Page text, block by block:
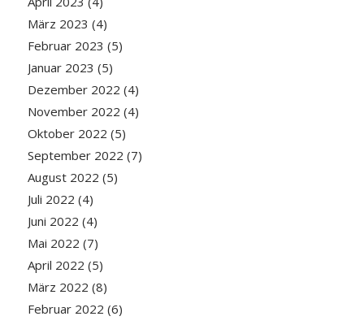
März 2023 (4)
Februar 2023 (5)
Januar 2023 (5)
Dezember 2022 (4)
November 2022 (4)
Oktober 2022 (5)
September 2022 (7)
August 2022 (5)
Juli 2022 (4)
Juni 2022 (4)
Mai 2022 (7)
April 2022 (5)
März 2022 (8)
Februar 2022 (6)